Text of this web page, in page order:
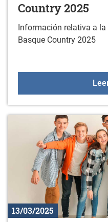
Country 2025
Información relativa a
Basque Country 2025
13/03/2025